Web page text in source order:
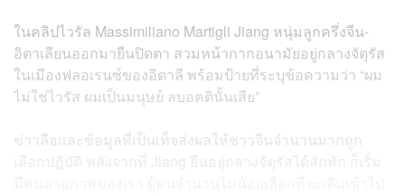
ในคลิปไวรัล Massimiliano Martigli Jiang หนุ่มลูกครึ่งจีน-
อิตาเลียนออกมายืนปิดตา สวมหน้ากากอนามัยอยู่กลางจัตุรัส
ในเมืองฟลอเรนซ์ของอิตาลี พร้อมป้ายที่ระบุข้อความว่า “ผม
ไม่ใช่ไวรัส ผมเป็นมนุษย์ ลบอคตินั้นเสีย”
ข่าวลือและข้อมูลที่เป็นเท็จส่งผลให้ชาวจีนจำนวนมากถูก
เลือกปฏิบัติ หลังจากที่ Jiang ยืนอยู่กลางจัตุรัสได้สักพัก ก็เริ่ม